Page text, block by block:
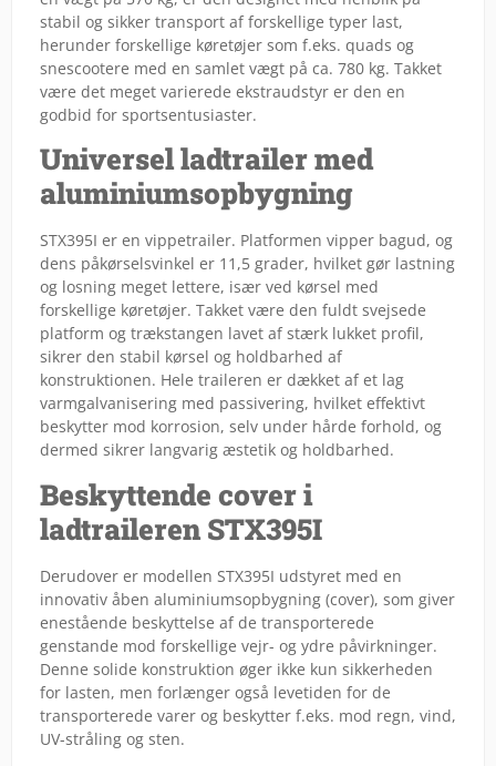
stabil og sikker transport af forskellige typer last,
herunder forskellige køretøjer som f.eks. quads og
snescootere med en samlet vægt på ca. 780 kg. Takket
være det meget varierede ekstraudstyr er den en
godbid for sportsentusiaster.
Universel ladtrailer med
aluminiumsopbygning
STX395I er en vippetrailer. Platformen vipper bagud, og
dens påkørselsvinkel er 11,5 grader, hvilket gør lastning
og losning meget lettere, især ved kørsel med
forskellige køretøjer. Takket være den fuldt svejsede
platform og trækstangen lavet af stærk lukket profil,
sikrer den stabil kørsel og holdbarhed af
konstruktionen. Hele traileren er dækket af et lag
varmgalvanisering med passivering, hvilket effektivt
beskytter mod korrosion, selv under hårde forhold, og
dermed sikrer langvarig æstetik og holdbarhed.
Beskyttende cover i
ladtraileren STX395I
Derudover er modellen STX395I udstyret med en
innovativ åben aluminiumsopbygning (cover), som giver
enestående beskyttelse af de transporterede
genstande mod forskellige vejr- og ydre påvirkninger.
Denne solide konstruktion øger ikke kun sikkerheden
for lasten, men forlænger også levetiden for de
transporterede varer og beskytter f.eks. mod regn, vind,
UV-stråling og sten.